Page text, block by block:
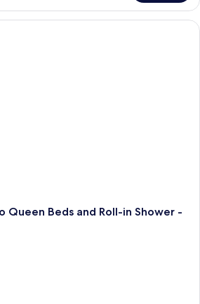
Queen Beds and Roll-in Shower -